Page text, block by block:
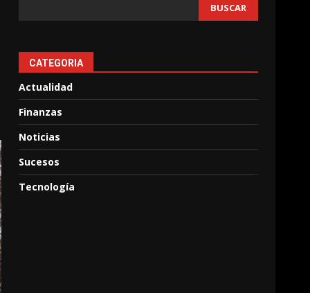
BUSCAR
CATEGORIA
Actualidad
Finanzas
Noticias
Sucesos
Tecnología